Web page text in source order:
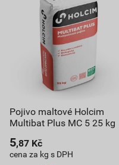
Pojivo maltové Holcim
Multibat Plus MC 5 25 kg
5,87 Kč
cena za kg s DPH